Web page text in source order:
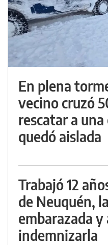
En plena
vecino cruzó
rescatar a
quedó aislada
Trabajó 12
de Neuquén,
embarazada
indemnizarla